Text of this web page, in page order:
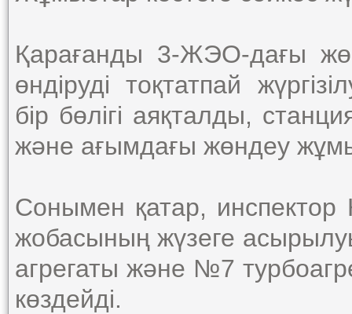
Қарағанды 3-ЖЭО-дағы
өндіруді тоқтатпай
бір бөлігі аяқталды,
және ағымдағы жөндеу
Сонымен қатар,
жобасының жүзеге
агрегаты және №7
көздейді.